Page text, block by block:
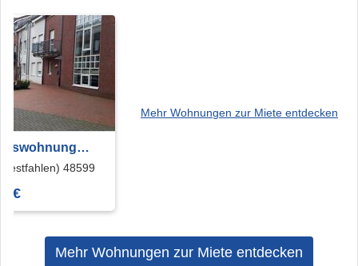
48599
€
Mehr Wohnungen zur Miete entdecken
Mehr Wohnungen zur Miete entdecken